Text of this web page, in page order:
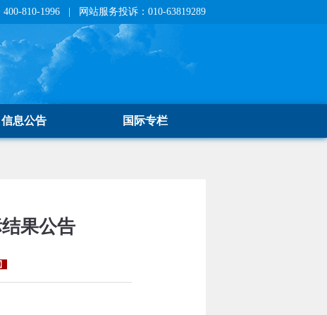
400-810-1996 | 网站服务投诉：010-63819289
信息公告 国际专栏
果公告